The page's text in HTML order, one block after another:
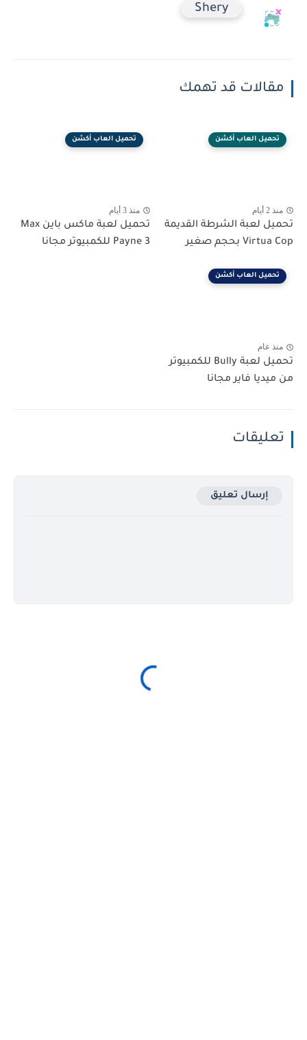
Shery
مقالات قد تهمك
تحميل العاب أكشن
منذ 2 أيام
تحميل لعبة الشرطة القديمة
Virtua Cop بحجم صغير
تحميل العاب أكشن
منذ 3 أيام
تحميل لعبة ماكس باين Max
Payne 3 للكمبيوتر مجانا
تحميل العاب أكشن
منذ عام
تحميل لعبة Bully للكمبيوتر
من ميديا فاير مجانا
تعليقات
إرسال تعليق